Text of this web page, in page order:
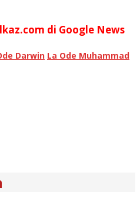
di Google News
Darwin La Ode Muhammad